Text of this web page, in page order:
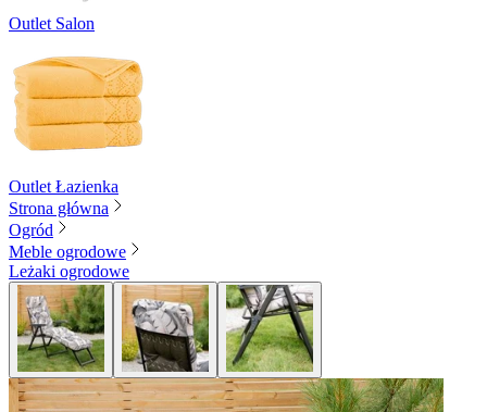
Outlet Salon
Outlet Łazienka
Strona główna
Ogród
Meble ogrodowe
Leżaki ogrodowe